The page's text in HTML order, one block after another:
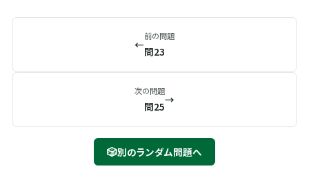
←
前の問題
問23
次の問題
問25
→
🎲別のランダム問題へ